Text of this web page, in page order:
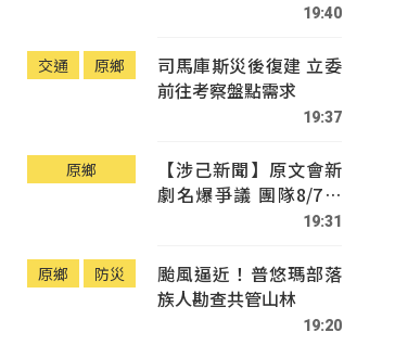
19:40
交通 原鄉
司馬庫斯災後復建 立委
前往考察盤點需求
19:37
原鄉
【涉己新聞】原文會新
劇名爆爭議 團隊8/7赴
19:31
原鄉 防災
颱風逼近！普悠瑪部落
族人勘查共管山林
19:20